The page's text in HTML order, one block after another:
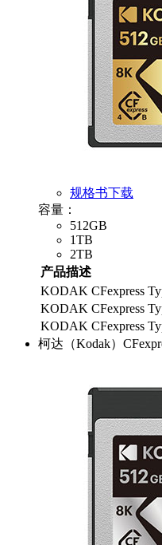
规格书下载
容量：
512GB
1TB
2TB
产品描述
KODAK CFexpress
KODAK CFexpress
KODAK CFexpress
柯达（Kodak）